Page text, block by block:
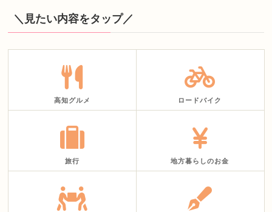
＼見たい内容をタップ／
高知グルメ ロードバイク
旅行 地方暮らしのお金